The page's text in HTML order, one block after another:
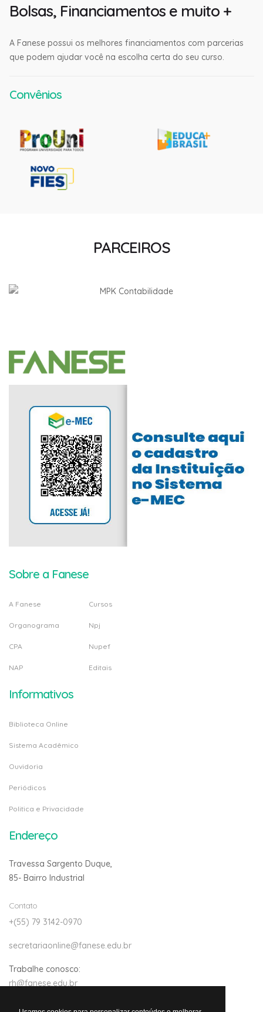
Bolsas, Financiamentos e muito +
A Fanese possui os melhores financiamentos com parcerias
que podem ajudar você na escolha certa do seu curso.
Convênios
PARCEIROS
Sobre a Fanese
A Fanese
Organograma
CPA
NAP
Cursos
Npj
Nupef
Editais
Informativos
Biblioteca Online
Sistema Acadêmico
Ouvidoria
Periódicos
Politica e Privacidade
Endereço
Travessa Sargento Duque,
85- Bairro Industrial
Contato
+(55) 79 3142-0970
secretariaonline@fanese.edu.br
Trabalhe conosco:
rh@fanese.edu.br